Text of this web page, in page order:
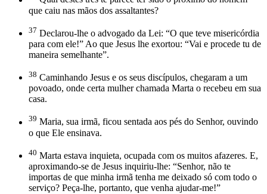
que caiu nas mãos dos assaltantes?
37 Declarou-lhe o advogado da Lei: “O que teve misericórdia
para com ele!” Ao que Jesus lhe exortou: “Vai e procede tu de
maneira semelhante”.
38 Caminhando Jesus e os seus discípulos, chegaram a um
povoado, onde certa mulher chamada Marta o recebeu em sua
casa.
39 Maria, sua irmã, ficou sentada aos pés do Senhor, ouvindo
o que Ele ensinava.
40 Marta estava inquieta, ocupada com os muitos afazeres. E,
aproximando-se de Jesus inquiriu-lhe: “Senhor, não te
importas de que minha irmã tenha me deixado só com todo o
serviço? Peça-lhe, portanto, que venha ajudar-me!”